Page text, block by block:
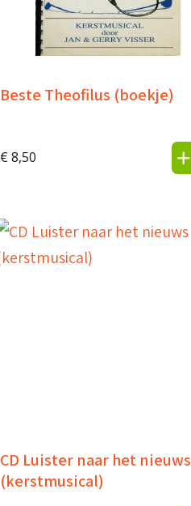
Beste Theofilus (boekje)
€ 8,50
CD Luister naar het nieuws
(kerstmusical)